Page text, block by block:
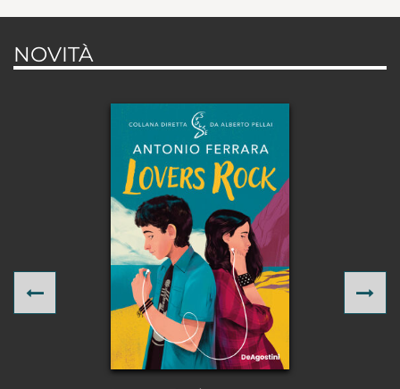
NOVITÀ
Previous